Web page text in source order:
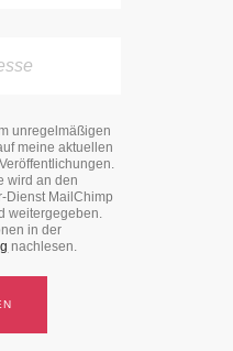
unregelmäßigen
meine aktuellen
wird an den
Dienst MailChimp
weitergegeben.
in der
nachlesen.